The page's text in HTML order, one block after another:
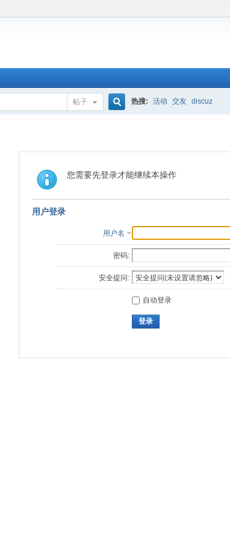
帖子
索
热搜: 活动 交友 discuz
您需要先登录才能继续本操作
用户登录
用户名
密码:
安全提问:
自动登录
登录